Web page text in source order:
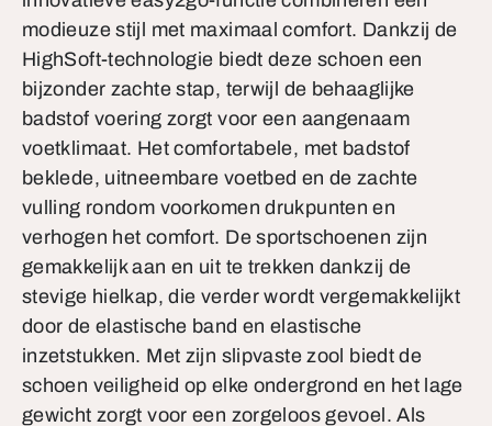
modieuze stijl met maximaal comfort. Dankzij de
HighSoft-technologie biedt deze schoen een
bijzonder zachte stap, terwijl de behaaglijke
badstof voering zorgt voor een aangenaam
voetklimaat. Het comfortabele, met badstof
beklede, uitneembare voetbed en de zachte
vulling rondom voorkomen drukpunten en
verhogen het comfort. De sportschoenen zijn
gemakkelijk aan en uit te trekken dankzij de
stevige hielkap, die verder wordt vergemakkelijkt
door de elastische band en elastische
inzetstukken. Met zijn slipvaste zool biedt de
schoen veiligheid op elke ondergrond en het lage
gewicht zorgt voor een zorgeloos gevoel. Als